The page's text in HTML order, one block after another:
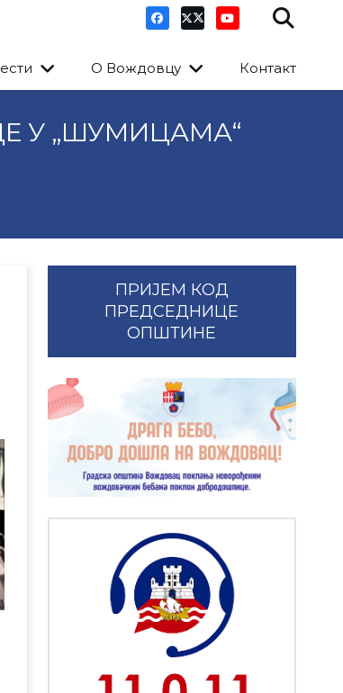
О Вождовцу Контакт
У „ШУМИЦАМА“
ПРИЈЕМ КОД
ПРЕДСЕДНИЦЕ
ОПШТИНЕ